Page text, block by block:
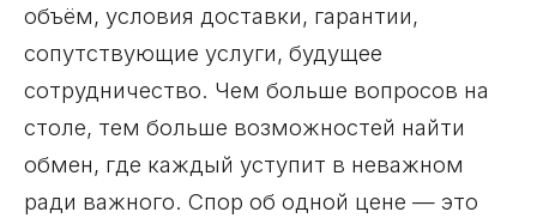
объём, условия доставки, гарантии,
сопутствующие услуги, будущее
сотрудничество. Чем больше вопросов на
столе, тем больше возможностей найти
обмен, где каждый уступит в неважном
ради важного. Спор об одной цене — это